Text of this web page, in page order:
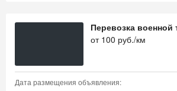
Перевозка военной
от 100 руб./км
Дата размещения объявления: